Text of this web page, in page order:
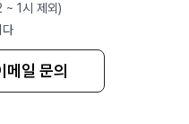
~ 1시 제외)
다
메일 문의